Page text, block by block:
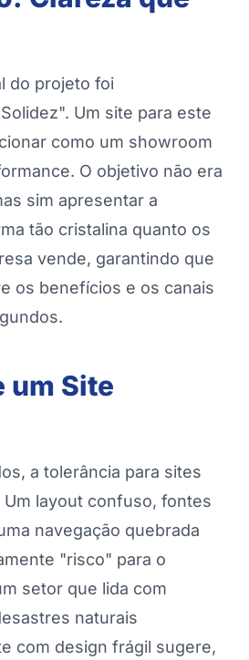
do projeto foi
Um site para este
como um showroom
O objetivo não era
sim apresentar a
tão cristalina quanto os
vende, garantindo que
os benefícios e os canais
um Site
a tolerância para sites
layout confuso, fontes
navegação quebrada
"risco" para o
setor que lida com
naturais
com design frágil sugere,